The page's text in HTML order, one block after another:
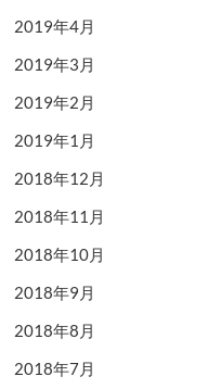
2019年4月
2019年3月
2019年2月
2019年1月
2018年12月
2018年11月
2018年10月
2018年9月
2018年8月
2018年7月